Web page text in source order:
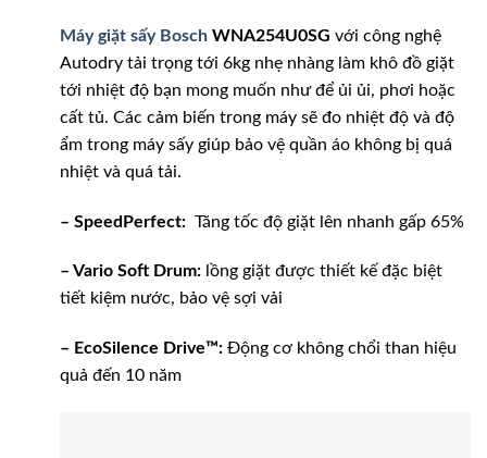
Máy giặt sấy Bosch WNA254U0SG với công nghệ
Autodry tải trọng tới 6kg nhẹ nhàng làm khô đồ giặt
tới nhiệt độ bạn mong muốn như để ủi ủi, phơi hoặc
cất tủ. Các cảm biến trong máy sẽ đo nhiệt độ và độ
ẩm trong máy sấy giúp bảo vệ quần áo không bị quá
nhiệt và quá tải.
– SpeedPerfect: Tăng tốc độ giặt lên nhanh gấp 65%
– Vario Soft Drum: lồng giặt được thiết kế đặc biệt
tiết kiệm nước, bảo vệ sợi vải
– EcoSilence Drive™: Động cơ không chổi than hiệu
quả đến 10 năm